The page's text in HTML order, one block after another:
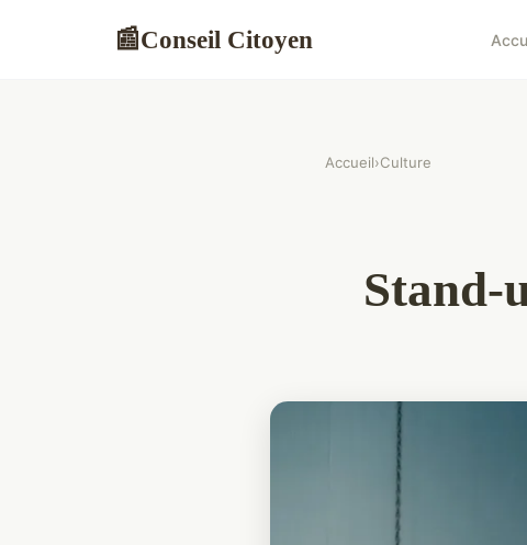
📰Conseil Citoyen
Accueil›Culture
Stand-